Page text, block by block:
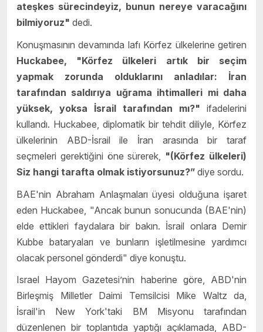
ateşkes sürecindeyiz, bunun nereye varacağını
bilmiyoruz" dedi.
Konuşmasının devamında lafı Körfez ülkelerine getiren
Huckabee, "Körfez ülkeleri artık bir seçim
yapmak zorunda olduklarını anladılar: İran
tarafından saldırıya uğrama ihtimalleri mi daha
yüksek, yoksa İsrail tarafından mı?" ifadelerini
kullandı. Huckabee, diplomatik bir tehdit diliyle, Körfez
ülkelerinin ABD-İsrail ile İran arasında bir taraf
seçmeleri gerektiğini öne sürerek, "(Körfez ülkeleri)
Siz hangi tarafta olmak istiyorsunuz?” diye sordu.
BAE'nin Abraham Anlaşmaları üyesi olduğuna işaret
eden Huckabee, "Ancak bunun sonucunda (BAE'nin)
elde ettikleri faydalara bir bakın. İsrail onlara Demir
Kubbe bataryaları ve bunların işletilmesine yardımcı
olacak personel gönderdi" diye konuştu.
Israel Hayom Gazetesi’nin haberine göre, ABD'nin
Birleşmiş Milletler Daimi Temsilcisi Mike Waltz da,
İsrail'in New York'taki BM Misyonu tarafından
düzenlenen bir toplantıda yaptığı açıklamada, ABD-